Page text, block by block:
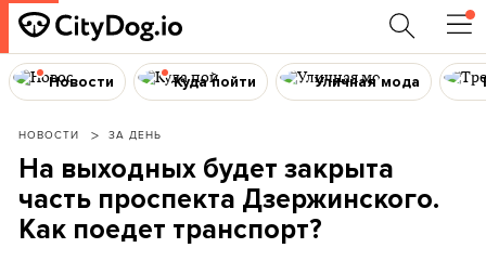
Новости Куда пойти Уличная мода
НОВОСТИ ЗА ДЕНЬ
На выходных будет закрыта
часть проспекта Дзержинского.
Как поедет транспорт?